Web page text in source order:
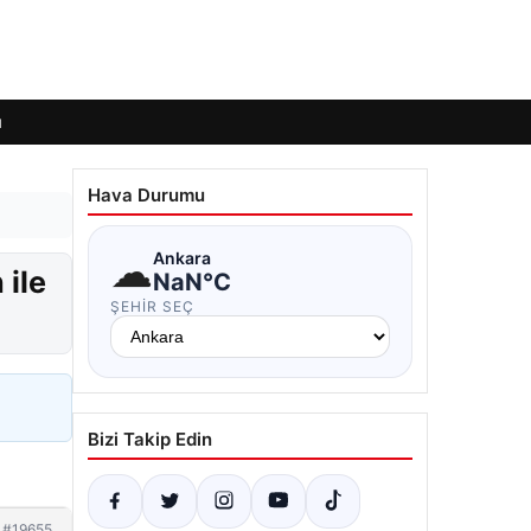
ile
Hava Durumu
☁Ankara
NaN°C
ŞEHIR SEÇ
Bizi Takip Edin